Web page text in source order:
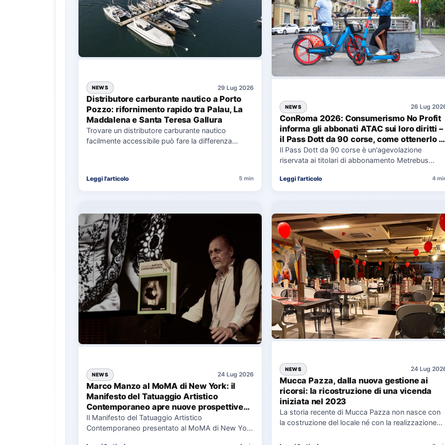
NEWS 29 Lug 2026
Distributore carburante nautico a Porto
Pozzo: rifornimento rapido tra Palau, La
Maddalena e Santa Teresa Gallura
Trovare un distributore carburante nautico
facilmente accessibile può fare la differenza
Leggi l'articolo 5 min
NEWS 26 Lug
ConRoma 2026: Consumerismo No Profit
informa gli abbonati ATAC sui loro diritti –
il Pass Dott da 90 corse, come ottenerlo e
cosa spetta in caso di disservizi
Il Pass Dott da 90 corse è un'agevolazione
riservata ai titolari di abbonamento Metrebus
Leggi l'articolo 4
NEWS 24 Lug 2026
Marco Manzo al MoMA di New York: il
Manifesto del Tatuaggio Artistico
Contemporaneo apre nuove prospettive
per il collezionismo
Il Manifesto del Tatuaggio Artistico
Contemporaneo presentato al MoMA di New York
NEWS 24 Lug
Mucca Pazza, dalla nuova gestione ai
ricorsi: la ricostruzione di una vicenda
iniziata nel 2023
La storia recente di Mucca Pazza non nasce con
la costruzione del locale né con la realizzazione